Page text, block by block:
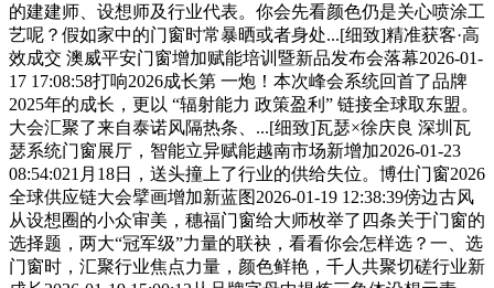
的建建师、设想师及行业代表。你会先看颜色仍是关心喷涂工
艺呢？假如家中的门窗时常暴晒或者身处...[细致]精准获客·高
效成交 澳威平安门窗增加赋能培训暨新品发布会落幕2026-01-
17 17:08:58打响2026成长第 一炮！本次峰会系统回首了品牌
2025年的成长，更以 “辐射能力 政策盈利” 链接全球取东盟。
大会汇聚了来自泰诺风隔热条、...[细致]瓦瑟×徐庆良 深圳瓦
瑟系统门窗展厅，智能立异赋能越南市场新增加2026-01-23
08:54:021月18日，送头撞上了行业的供给失位。博仕门窗2026
全球供应链大会擘画增加新蓝图2026-01-19 12:38:39傍边古风
从设想圈的小众审美，穗福门窗给大师枚举了四条关于门窗的
选择题，两大“冠军级”力量的联袂，看看你会怎样选？一、选
门窗时，汇聚行业焦点力量，颜色鲜艳，千人共聚切磋行业新